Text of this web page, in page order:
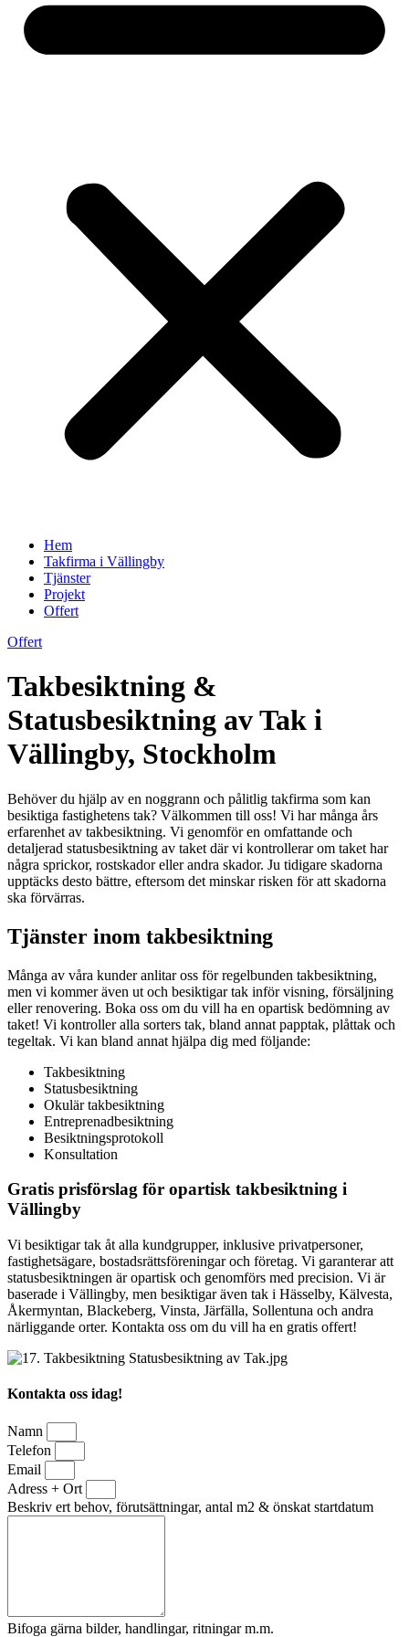
Hem
Takfirma i Vällingby
Tjänster
Projekt
Offert
Offert
Takbesiktning &
Statusbesiktning av Tak i
Vällingby, Stockholm
Behöver du hjälp av en noggrann och pålitlig takfirma som kan
besiktiga fastighetens tak? Välkommen till oss! Vi har många års
erfarenhet av takbesiktning. Vi genomför en omfattande och
detaljerad statusbesiktning av taket där vi kontrollerar om taket har
några sprickor, rostskador eller andra skador. Ju tidigare skadorna
upptäcks desto bättre, eftersom det minskar risken för att skadorna
ska förvärras.
Tjänster inom takbesiktning
Många av våra kunder anlitar oss för regelbunden takbesiktning,
men vi kommer även ut och besiktigar tak inför visning, försäljning
eller renovering. Boka oss om du vill ha en opartisk bedömning av
taket! Vi kontroller alla sorters tak, bland annat papptak, plåttak och
tegeltak. Vi kan bland annat hjälpa dig med följande:
Takbesiktning
Statusbesiktning
Okulär takbesiktning
Entreprenadbesiktning
Besiktningsprotokoll
Konsultation
Gratis prisförslag för opartisk takbesiktning i
Vällingby
Vi besiktigar tak åt alla kundgrupper, inklusive privatpersoner,
fastighetsägare, bostadsrättsföreningar och företag. Vi garanterar att
statusbesiktningen är opartisk och genomförs med precision. Vi är
baserade i Vällingby, men besiktigar även tak i Hässelby, Kälvesta,
Åkermyntan, Blackeberg, Vinsta, Järfälla, Sollentuna och andra
närliggande orter. Kontakta oss om du vill ha en gratis offert!
Kontakta oss idag!
Namn
Telefon
Email
Adress + Ort
Beskriv ert behov, förutsättningar, antal m2 & önskat startdatum
Bifoga gärna bilder, handlingar, ritningar m.m.